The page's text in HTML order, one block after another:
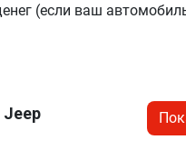
(если ваш